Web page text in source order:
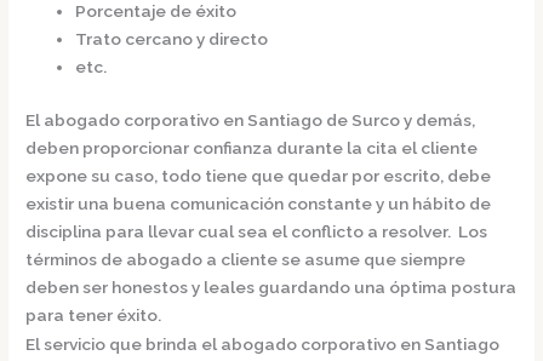
Porcentaje de éxito
Trato cercano y directo
etc.
El abogado corporativo en Santiago de Surcoy demás,
deben proporcionar confianza durante la cita el cliente
expone su caso, todo tiene que quedar por escrito, debe
existir una buena comunicación constante y un hábito de
disciplina para llevar cual sea el conflicto a resolver. Los
términos de abogado a cliente se asume que siempre
deben ser honestos y leales guardando una óptima postura
para tener éxito.
El servicio que brinda el abogado corporativo en Santiago